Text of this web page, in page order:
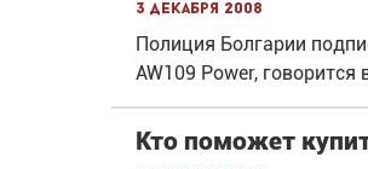
3 декабря 2008
Полиция Болгарии
AW109 Power,
Кто поможет